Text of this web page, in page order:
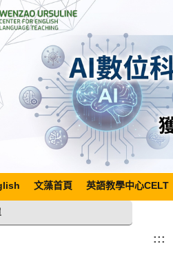
文藻首頁 英語教學中心CELT
:::